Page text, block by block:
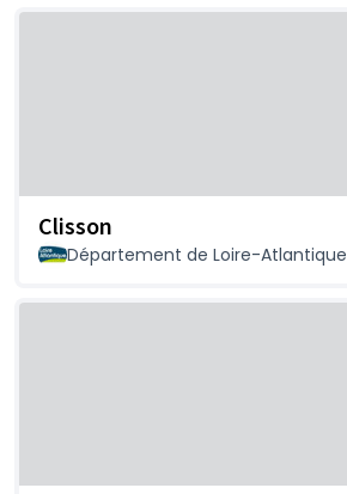
Clisson
Département de Loire-Atlantique